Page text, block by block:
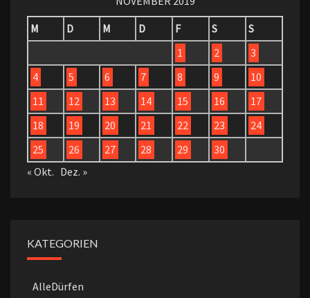
M
D M D F S
S
1
2
3
4
5 6 7 8 9
10
11
12 13 14 15 16
17
18
19 20 21 22 23
24
25
26 27 28 29
30
« Okt. Dez. »
KATEGORIEN
AlleDürfen